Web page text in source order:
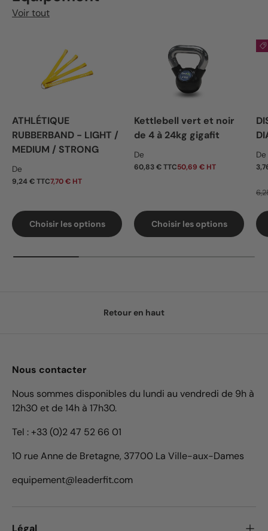
Voir tout
ATHLÉTIQUE
RUBBERBAND - LIGHT /
MEDIUM / STRONG
Prix habituel
De
9,24 € TTC7,70 € HT
Choisir les options
Kettlebell vert et noir
de 4 à 24kg gigafit
Prix habituel
De
60,83 € TTC50,69 € HT
Choisir les options
De
Retour en haut
Nous contacter
Nous sommes disponibles du lundi au vendredi de 9h à
12h30 et de 14h à 17h30.
Tel : +33 (0)2 47 52 66 01
10 rue Anne de Bretagne, 37700 La Ville-aux-Dames
equipement@leaderfit.com
Légal